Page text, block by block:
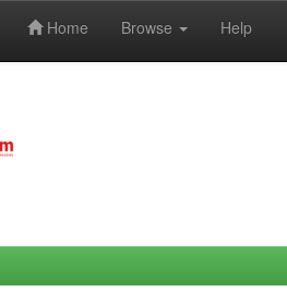
Home Browse Help